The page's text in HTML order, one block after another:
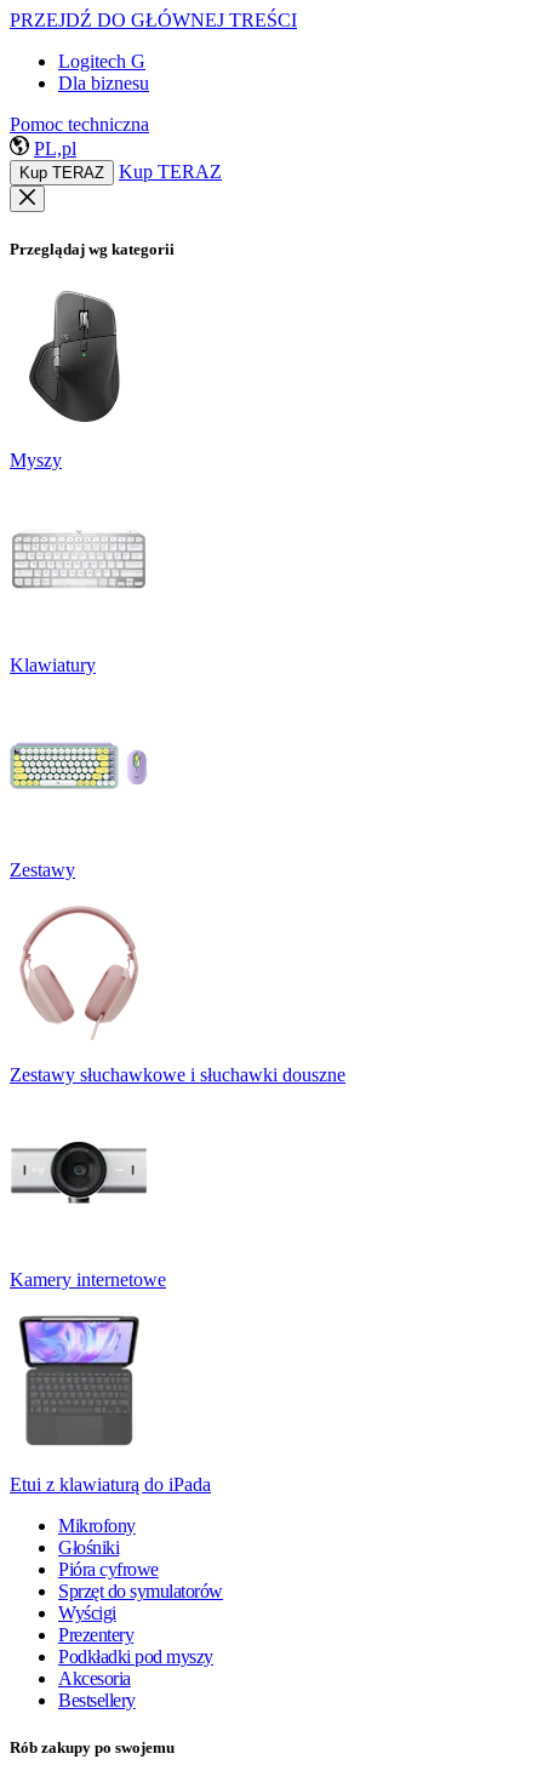
PRZEJDŹ DO GŁÓWNEJ TREŚCI
Logitech G
Dla biznesu
Pomoc techniczna
PL,pl
Kup TERAZ Kup TERAZ
Przeglądaj wg kategorii
Myszy
Klawiatury
Zestawy
Zestawy słuchawkowe i słuchawki douszne
Kamery internetowe
Etui z klawiaturą do iPada
Mikrofony
Głośniki
Pióra cyfrowe
Sprzęt do symulatorów
Wyścigi
Prezentery
Podkładki pod myszy
Akcesoria
Bestsellery
Rób zakupy po swojemu